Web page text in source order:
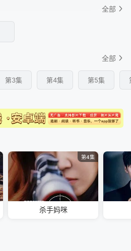
全部
全部
第3集 第4集 第5集
第4集
杀手妈咪